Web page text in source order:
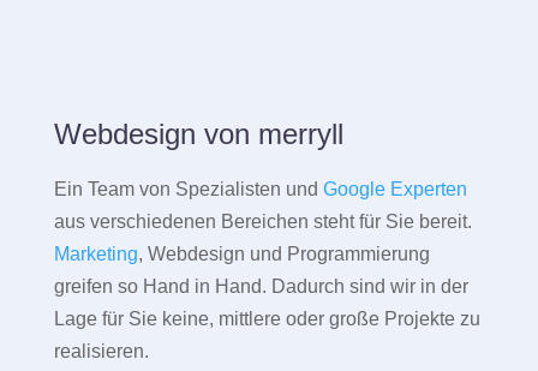
Webdesign von merryll
Ein Team von Spezialisten und Google Experten
aus verschiedenen Bereichen steht für Sie bereit.
Marketing, Webdesign und Programmierung
greifen so Hand in Hand. Dadurch sind wir in der
Lage für Sie keine, mittlere oder große Projekte zu
realisieren.